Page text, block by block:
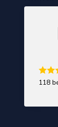
118